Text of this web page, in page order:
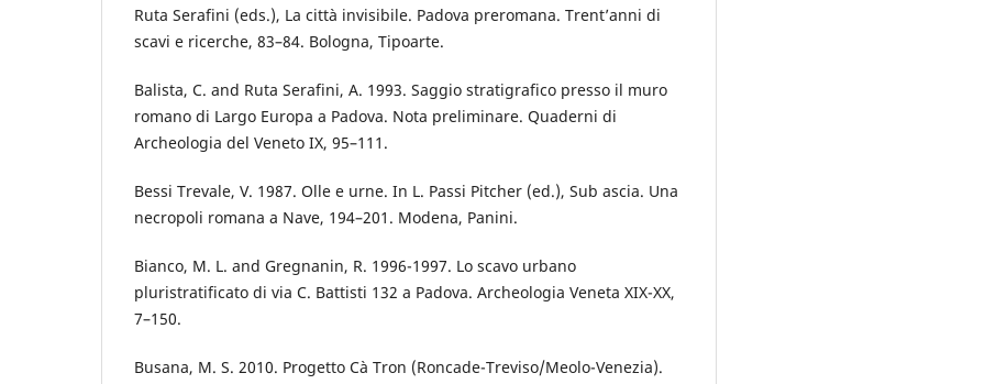
Ruta Serafini (eds.), La città invisibile. Padova preromana. Trent’anni di
scavi e ricerche, 83–84. Bologna, Tipoarte.
Balista, C. and Ruta Serafini, A. 1993. Saggio stratigrafico presso il muro
romano di Largo Europa a Padova. Nota preliminare. Quaderni di
Archeologia del Veneto IX, 95–111.
Bessi Trevale, V. 1987. Olle e urne. In L. Passi Pitcher (ed.), Sub ascia. Una
necropoli romana a Nave, 194–201. Modena, Panini.
Bianco, M. L. and Gregnanin, R. 1996-1997. Lo scavo urbano
pluristratificato di via C. Battisti 132 a Padova. Archeologia Veneta XIX-XX,
7–150.
Busana, M. S. 2010. Progetto Cà Tron (Roncade-Treviso/Meolo-Venezia).